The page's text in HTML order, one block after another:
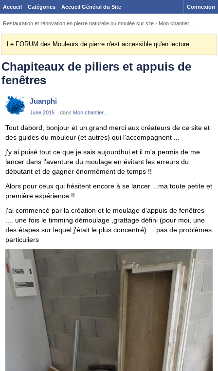
Accueil Catégories Accueil Général du Site Connexion
Restauration et rénovation en pierre naturelle ou moulée sur site › Mon chantier...
Le FORUM des Mouleurs de pierre n'est accessible qu'en lecture
Chapiteaux de piliers et appuis de
fenêtres
Juanphi
June 2015 dans Mon chantier...
Tout dabord, bonjour et un grand merci aux créateurs de ce site et
des guides du mouleur (et autres) qui l'accompagnent ...
j'y ai puisé tout ce que je sais aujourdhui et il m'a permis de me
lancer dans l'aventure du moulage en évitant les erreurs du
débutant et de gagner énormément de temps !!
Alors pour ceux qui hésitent encore à se lancer ...ma toute petite et
première expérience !!
j'ai commencé par la création et le moulage d'appuis de fenêtres
.... une fois le timming démoulage ,grattage défini (pour moi, une
des étapes sur lequel j'était le plus concentré) ....pas de problèmes
particuliers